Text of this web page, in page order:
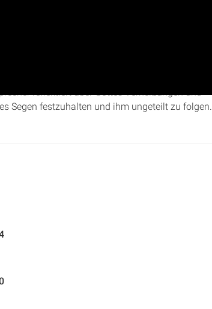
reflektiert über Gottes Verheißungen und
Segen festzuhalten und ihm ungeteilt zu folgen.